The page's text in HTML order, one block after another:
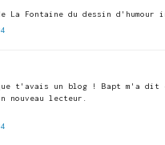
La Fontaine du dessin d'humour
t'avais un blog ! Bapt m'a
lecteur.